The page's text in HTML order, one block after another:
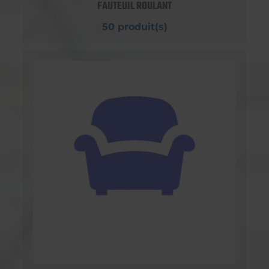
FAUTEUIL ROULANT
50 produit(s)